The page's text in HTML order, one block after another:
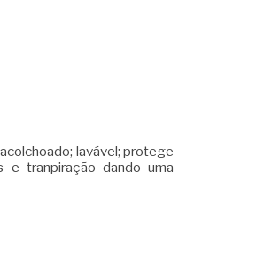
lavável; protege
e tranpiração dando uma